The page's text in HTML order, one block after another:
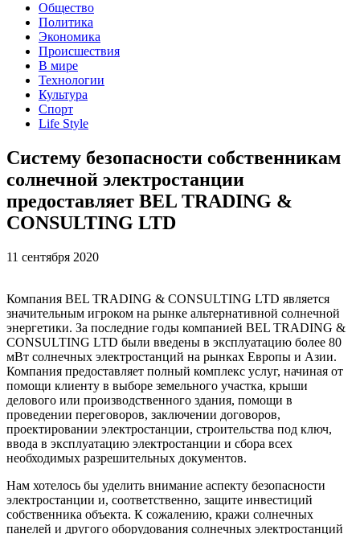
Общество
Политика
Экономика
Происшествия
В мире
Технологии
Культура
Спорт
Life Style
Систему безопасности собственникам
солнечной электростанции
предоставляет BEL TRADING &
CONSULTING LTD
11 сентября 2020
Компания BEL TRADING & CONSULTING LTD является
значительным игроком на рынке альтернативной солнечной
энергетики. За последние годы компанией BEL TRADING &
CONSULTING LTD были введены в эксплуатацию более 80
мВт солнечных электростанций на рынках Европы и Азии.
Компания предоставляет полный комплекс услуг, начиная от
помощи клиенту в выборе земельного участка, крыши
делового или производственного здания, помощи в
проведении переговоров, заключении договоров,
проектировании электростанции, строительства под ключ,
ввода в эксплуатацию электростанции и сбора всех
необходимых разрешительных документов.
Нам хотелось бы уделить внимание аспекту безопасности
электростанции и, соответственно, защите инвестиций
собственника объекта. К сожалению, кражи солнечных
панелей и другого оборудования солнечных электростанций